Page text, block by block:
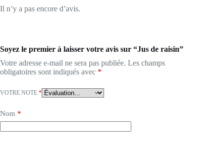
Il n’y a pas encore d’avis.
Soyez le premier à laisser votre avis sur “Jus de raisin”
Votre adresse e-mail ne sera pas publiée. Les champs
obligatoires sont indiqués avec *
VOTRE NOTE *
Nom *